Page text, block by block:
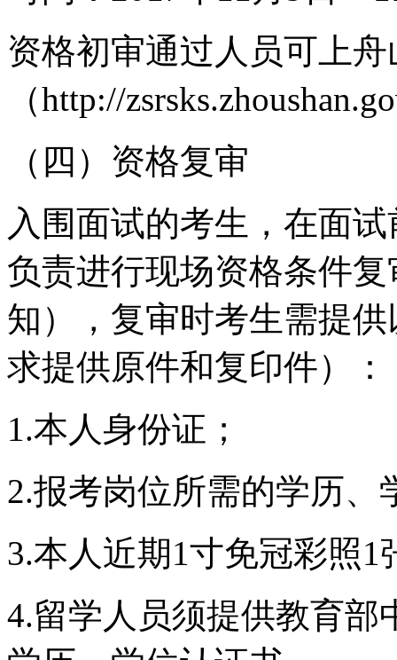
资格初审通过人员可上
（http://
（四）资格复审
入围面试的考生，在面
负责进行现场资格条件
知），复审时考生需提
求提供原件和复印件）：
1.本人身份证；
2.报考岗位所需的学历、
3.本人近期1寸免冠彩照1
4.留学人员须提供教育部